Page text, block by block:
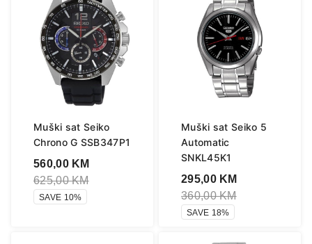
Muški sat Seiko
Chrono G SSB347P1
560,00 KM
625,00KM
SAVE 10%
Muški sat Seiko 5
Automatic
SNKL45K1
295,00 KM
360,00KM
SAVE 18%